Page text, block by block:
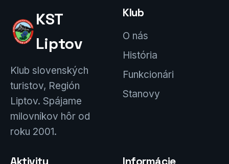
KST
Liptov
Klub slovenských
turistov, Región
Liptov. Spájame
milovníkov hôr od
roku 2001.
Klub
O nás
História
Funkcionári
Stanovy
Aktivity Informácie